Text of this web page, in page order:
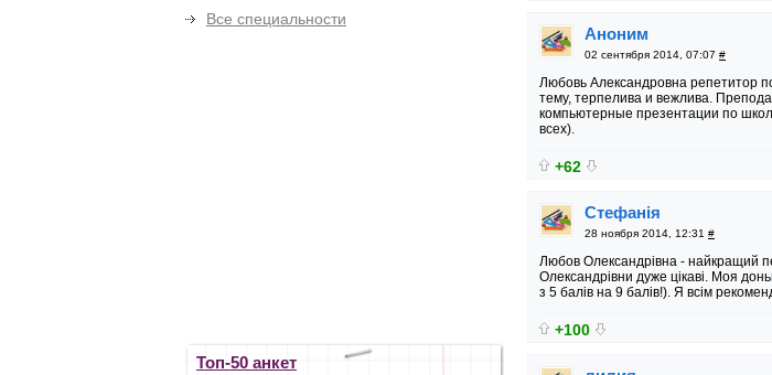
Аноним
02 сентября 2014, 07:07 #
Любовь Александровна репетитор
тему, терпелива и вежлива.
компьютерные презентации по
всех).
+62
Стефанія
28 ноября 2014, 12:31 #
Любов Олександрівна - найкращий
Олександрівни дуже цікаві. Моя
з 5 балів на 9 балів!). Я всім
+100
Все специальности
Топ-50 анкет